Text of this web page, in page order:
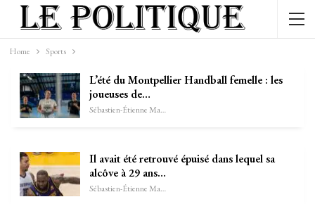
Home Sports
L’été du Montpellier Handball femelle : les
joueuses de…
Sébastien-Étienne Marechal
Il avait été retrouvé épuisé dans lequel sa
alcôve à 29 ans…
Sébastien-Étienne Marechal